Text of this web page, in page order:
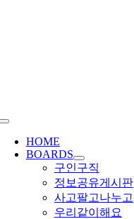
Toggle
Navigation
HOME
BOARDS
구인구직
정보공유게시판
사고팔고나누고
우리같이해요